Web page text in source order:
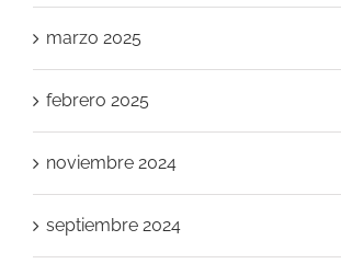
marzo 2025
febrero 2025
noviembre 2024
septiembre 2024